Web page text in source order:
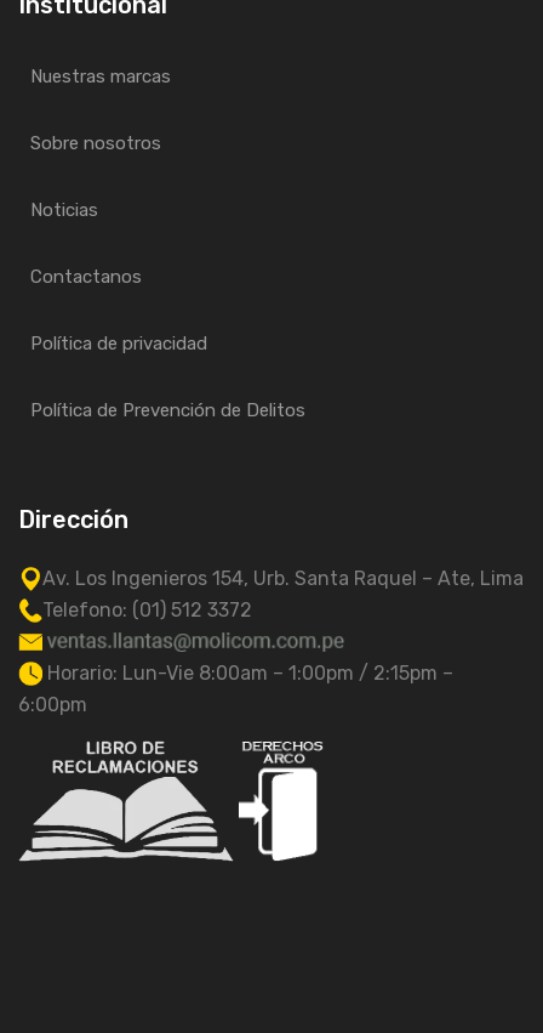
Nuestras marcas
Sobre nosotros
Noticias
Contactanos
Política de privacidad
Política de Prevención de Delitos
Dirección
Av. Los Ingenieros 154, Urb. Santa Raquel – Ate, Lima
Telefono: (01) 512 3372
Horario: Lun-Vie 8:00am – 1:00pm / 2:15pm –
6:00pm